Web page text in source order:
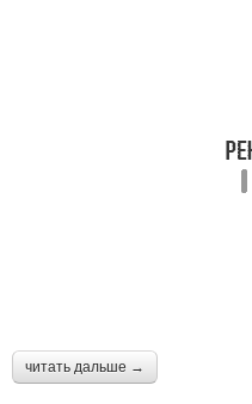
читать дальше →